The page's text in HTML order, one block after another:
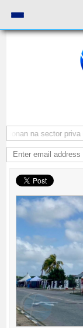
na sector priva